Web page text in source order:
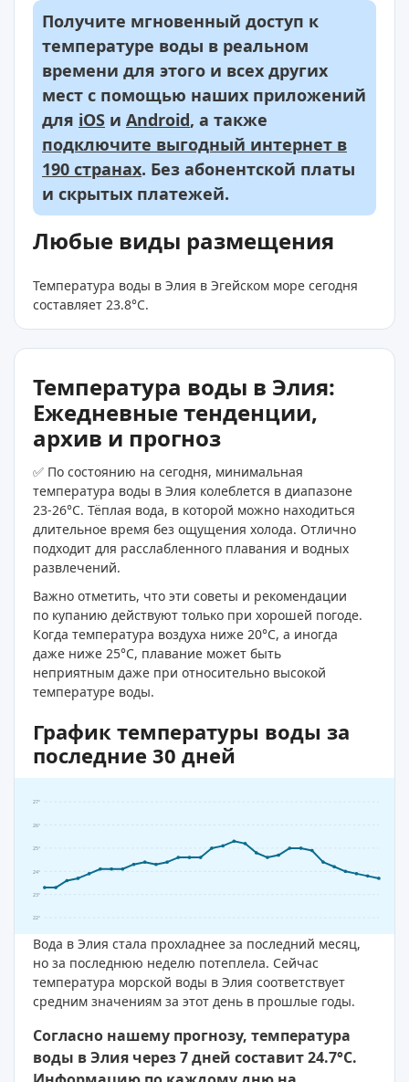
Получите мгновенный доступ к
температуре воды в реальном
времени для этого и всех других
мест с помощью наших приложений
для iOS и Android, а также
подключите выгодный интернет в
190 странах. Без абонентской платы
и скрытых платежей.
Любые виды размещения
Температура воды в Элия в Эгейском море сегодня
составляет 23.8°C.
Температура воды в Элия:
Ежедневные тенденции,
архив и прогноз
✅ По состоянию на сегодня, минимальная
температура воды в Элия колеблется в диапазоне
23-26°C. Тёплая вода, в которой можно находиться
длительное время без ощущения холода. Отлично
подходит для расслабленного плавания и водных
развлечений.
Важно отметить, что эти советы и рекомендации
по купанию действуют только при хорошей погоде.
Когда температура воздуха ниже 20°C, а иногда
даже ниже 25°C, плавание может быть
неприятным даже при относительно высокой
температуре воды.
График температуры воды за
последние 30 дней
22°
23°
24°
25°
26°
27°
Вода в Элия стала прохладнее за последний месяц,
но за последнюю неделю потеплела. Сейчас
температура морской воды в Элия соответствует
средним значениям за этот день в прошлые годы.
Согласно нашему прогнозу, температура
воды в Элия через 7 дней составит 24.7°C.